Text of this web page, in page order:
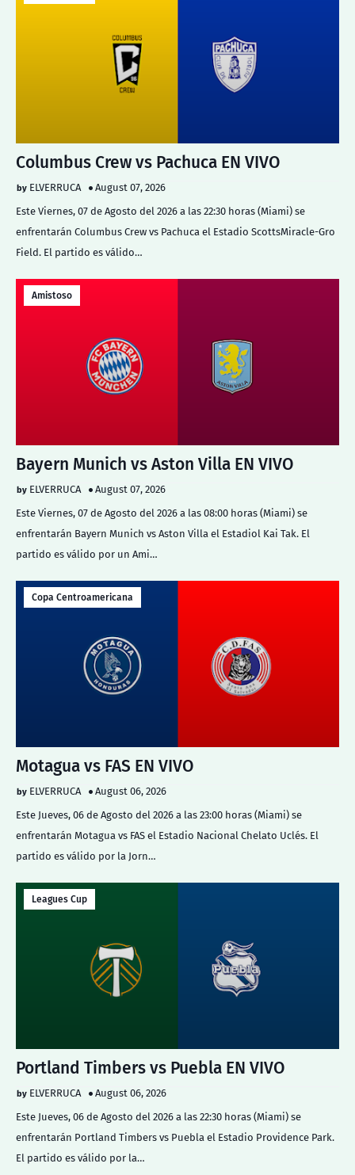
Columbus Crew vs Pachuca EN VIVO
ELVERRUCA
August 07, 2026
Este Viernes, 07 de Agosto del 2026 a las 22:30 horas (Miami) se
enfrentarán Columbus Crew vs Pachuca el Estadio ScottsMiracle-Gro
Field. El partido es válido…
Amistoso
Bayern Munich vs Aston Villa EN VIVO
ELVERRUCA
August 07, 2026
Este Viernes, 07 de Agosto del 2026 a las 08:00 horas (Miami) se
enfrentarán Bayern Munich vs Aston Villa el Estadiol Kai Tak. El
partido es válido por un Ami…
Copa Centroamericana
Motagua vs FAS EN VIVO
ELVERRUCA
August 06, 2026
Este Jueves, 06 de Agosto del 2026 a las 23:00 horas (Miami) se
enfrentarán Motagua vs FAS el Estadio Nacional Chelato Uclés. El
partido es válido por la Jorn…
Leagues Cup
Portland Timbers vs Puebla EN VIVO
ELVERRUCA
August 06, 2026
Este Jueves, 06 de Agosto del 2026 a las 22:30 horas (Miami) se
enfrentarán Portland Timbers vs Puebla el Estadio Providence Park.
El partido es válido por la…